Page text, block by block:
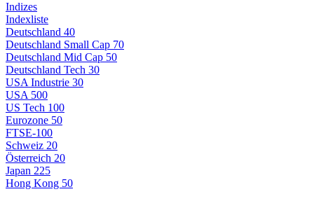
Indizes
Indexliste
Deutschland 40
Deutschland Small Cap 70
Deutschland Mid Cap 50
Deutschland Tech 30
USA Industrie 30
USA 500
US Tech 100
Eurozone 50
FTSE-100
Schweiz 20
Österreich 20
Japan 225
Hong Kong 50